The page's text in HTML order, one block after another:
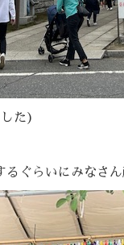
た)
ぐらいにみなさ